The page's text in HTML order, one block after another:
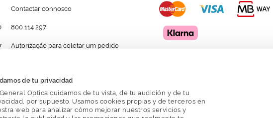
de tu privacidad
Optica cuidamos de tu vista, de tu audición y de tu
por supuesto. Usamos cookies propias y de terceros en
web para analizar cómo mejorar nuestros servicios y
Contactar connosco
800 114 297
Autorização para coletar um pedido